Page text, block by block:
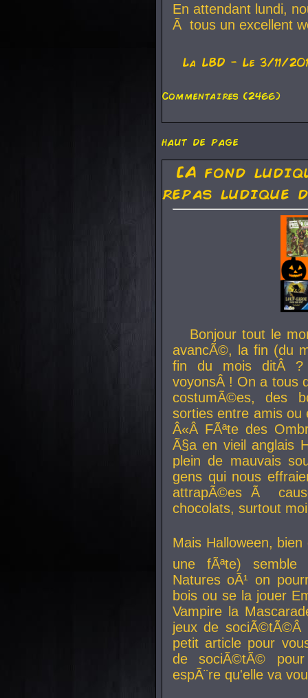
En attendant lundi,
Ã tous un excellent
La LBD - Le 3/11/
Commentaires (2466)
haut de page
[A fond
repas ludique
Bonjour tout le
avancÃ©, la fin (du
fin du mois ditÂ ?
voyonsÂ ! On a tous
costumÃ©es, des
sorties entre amis
Â«Â FÃªte des
Ã§a en vieil anglais
plein de mauvais
gens qui nous
attrapÃ©es Ã
chocolats, surtout
Mais Halloween, bien
une fÃªte) semble
Natures oÃ¹ on
bois ou se la jouer
Vampire la
jeux de
petit article pour
de sociÃ©tÃ©
espÃ¨re qu'elle va